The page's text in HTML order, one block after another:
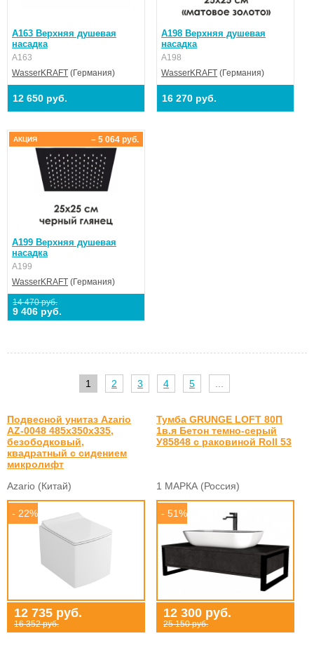
A163 Верхняя душевая
насадка
A163
WasserKRAFT (Германия)
12 650 руб.
A198 Верхняя душевая
насадка
A198
WasserKRAFT (Германия)
16 270 руб.
A199 Верхняя душевая
насадка
A199
WasserKRAFT (Германия)
14 470 руб.
9 406 руб.
– 5 064 руб.
АКЦИЯ
1 2 3 4 5
Подвесной унитаз Azario
AZ-0048 485х350х335,
безободковый,
квадратный с сидением
микролифт
Azario (Китай)
- 22%
12 735 руб.
16 352 руб.
Тумба GRUNGE LOFT 80П
1в.я Бетон темно-серый
У85848 с раковиной Roll 53
1 МАРКА (Россия)
- 51%
12 300 руб.
25 150 руб.